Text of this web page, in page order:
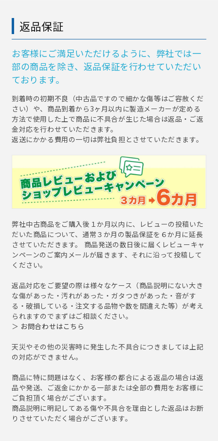
返品保証
お客様にご満足いただけるように、弊社では一
部の商品を除き、返品保証を行わせていただい
ております。
到着時の初期不良（中古品ですので細かな傷等はご容赦くだ
さい）や、商品到着から3ヶ月以内に製造メーカーが定める
方法で使用した上で商品に不具合が生じた場合は返品・ご返
金対応を行わせていただきます。
返送にかかる費用の一切は弊社負担とさせていただきます。
弊社中古商品をご購入後１か月以内に、レビューの投稿いた
だいた商品について、通常３か月の製品保証を６か月に延長
させていただきます。 商品発送の数日後に届くレビューキャ
ンペーンのご案内メールが届きます、それに沿って投稿して
ください。
返品対応をご要望の際は様々なケース（商品説明にない大き
な傷があった・汚れがあった・ガタつきがあった・音がす
る・破損している・注文する品物や数を間違えた等）が考え
られますのでまずはご相談ください。
＞ お問合わせはこちら
天災やその他の災害時に発生した不具合につきましては上記
の対応ができません。
商品に特に問題はなく、お客様の都合による返品の場合は返
品や発送、ご返金にかかる一部または全部の費用をお客様に
ご負担頂く場合がございます。
商品説明に明記してある傷や不具合を理由とした返品はお断
りさせていただく場合がございます。